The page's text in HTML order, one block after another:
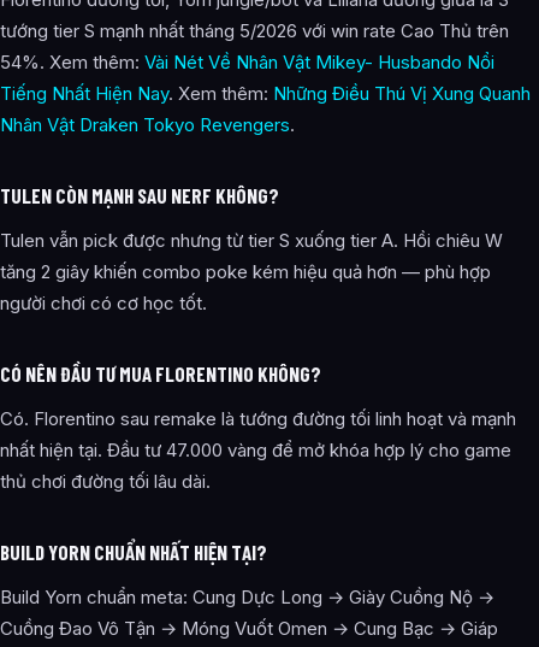
tướng tier S mạnh nhất tháng 5/2026 với win rate Cao Thủ trên
54%. Xem thêm: Vài Nét Về Nhân Vật Mikey- Husbando Nổi
Tiếng Nhất Hiện Nay. Xem thêm: Những Điều Thú Vị Xung Quanh
Nhân Vật Draken Tokyo Revengers.
TULEN CÒN MẠNH SAU NERF KHÔNG?
Tulen vẫn pick được nhưng từ tier S xuống tier A. Hồi chiêu W
tăng 2 giây khiến combo poke kém hiệu quả hơn — phù hợp
người chơi có cơ học tốt.
CÓ NÊN ĐẦU TƯ MUA FLORENTINO KHÔNG?
Có. Florentino sau remake là tướng đường tối linh hoạt và mạnh
nhất hiện tại. Đầu tư 47.000 vàng để mở khóa hợp lý cho game
thủ chơi đường tối lâu dài.
BUILD YORN CHUẨN NHẤT HIỆN TẠI?
Build Yorn chuẩn meta: Cung Dực Long → Giày Cuồng Nộ →
Cuồng Đao Vô Tận → Móng Vuốt Omen → Cung Bạc → Giáp